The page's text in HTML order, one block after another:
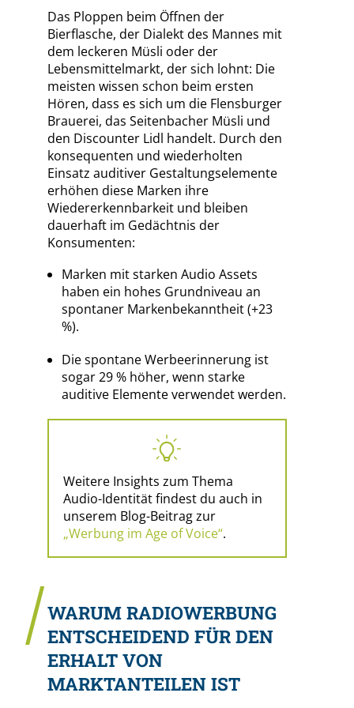
Das Ploppen beim Öffnen der
Bierflasche, der Dialekt des Mannes mit
dem leckeren Müsli oder der
Lebensmittelmarkt, der sich lohnt: Die
meisten wissen schon beim ersten
Hören, dass es sich um die Flensburger
Brauerei, das Seitenbacher Müsli und
den Discounter Lidl handelt. Durch den
konsequenten und wiederholten
Einsatz auditiver Gestaltungselemente
erhöhen diese Marken ihre
Wiedererkennbarkeit und bleiben
dauerhaft im Gedächtnis der
Konsumenten:
Marken mit starken Audio Assets
haben ein hohes Grundniveau an
spontaner Markenbekanntheit (+23
%).
Die spontane Werbeerinnerung ist
sogar 29 % höher, wenn starke
auditive Elemente verwendet werden.
Weitere Insights zum Thema
Audio-Identität findest du auch in
unserem Blog-Beitrag zur
„Werbung im Age of Voice“.
WARUM RADIOWERBUNG
ENTSCHEIDEND FÜR DEN
ERHALT VON
MARKTANTEILEN IST